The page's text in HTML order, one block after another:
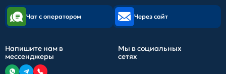
Чат с оператором Через сайт
Напишите нам в
мессенджеры
Мы в социальных
сетях